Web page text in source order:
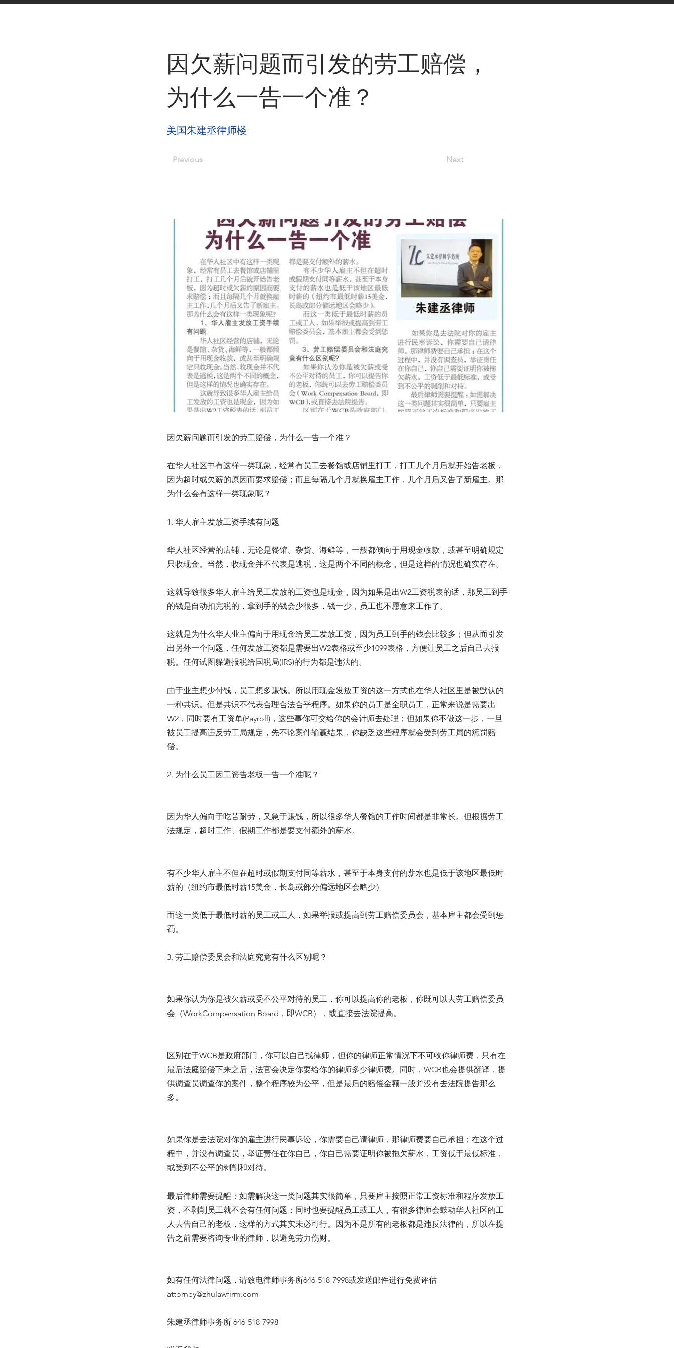
因欠薪问题而引发的劳工赔偿，
为什么一告一个准？
美国朱建丞律师楼
Previous Next
因欠薪问题而引发的劳工赔偿，为什么一告一个准？
在华人社区中有这样一类现象，经常有员工去餐馆或店铺里打工，打工几个月后就开始告老板，
因为超时或欠薪的原因而要求赔偿；而且每隔几个月就换雇主工作，几个月后又告了新雇主。那
为什么会有这样一类现象呢？
1. 华人雇主发放工资手续有问题
华人社区经营的店铺，无论是餐馆、杂货、海鲜等，一般都倾向于用现金收款，或甚至明确规定
只收现金。当然，收现金并不代表是逃税，这是两个不同的概念，但是这样的情况也确实存在。
这就导致很多华人雇主给员工发放的工资也是现金，因为如果是出W2工资税表的话，那员工到手
的钱是自动扣完税的，拿到手的钱会少很多，钱一少，员工也不愿意来工作了。
这就是为什么华人业主偏向于用现金给员工发放工资，因为员工到手的钱会比较多；但从而引发
出另外一个问题，任何发放工资都是需要出W2表格或至少1099表格，方便让员工之后自己去报
税。任何试图躲避报税给国税局(IRS)的行为都是违法的。
由于业主想少付钱，员工想多赚钱。所以用现金发放工资的这一方式也在华人社区里是被默认的
一种共识。但是共识不代表合理合法合乎程序。如果你的员工是全职员工，正常来说是需要出
W2，同时要有工资单(Payroll)，这些事你可交给你的会计师去处理；但如果你不做这一步，一旦
被员工提高违反劳工局规定，先不论案件输赢结果，你缺乏这些程序就会受到劳工局的惩罚赔
偿。
2. 为什么员工因工资告老板一告一个准呢？
因为华人偏向于吃苦耐劳，又急于赚钱，所以很多华人餐馆的工作时间都是非常长。但根据劳工
法规定，超时工作、假期工作都是要支付额外的薪水。
有不少华人雇主不但在超时或假期支付同等薪水，甚至于本身支付的薪水也是低于该地区最低时
薪的（纽约市最低时薪15美金，长岛或部分偏远地区会略少）
而这一类低于最低时薪的员工或工人，如果举报或提高到劳工赔偿委员会，基本雇主都会受到惩
罚。
3. 劳工赔偿委员会和法庭究竟有什么区别呢？
如果你认为你是被欠薪或受不公平对待的员工，你可以提高你的老板，你既可以去劳工赔偿委员
会（WorkCompensation Board，即WCB），或直接去法院提高。
区别在于WCB是政府部门，你可以自己找律师，但你的律师正常情况下不可收你律师费，只有在
最后法庭赔偿下来之后，法官会决定你要给你的律师多少律师费。同时，WCB也会提供翻译，提
供调查员调查你的案件，整个程序较为公平，但是最后的赔偿金额一般并没有去法院提告那么
多。
如果你是去法院对你的雇主进行民事诉讼，你需要自己请律师，那律师费要自己承担；在这个过
程中，并没有调查员，举证责任在你自己，你自己需要证明你被拖欠薪水，工资低于最低标准，
或受到不公平的剥削和对待。
最后律师需要提醒：如需解决这一类问题其实很简单，只要雇主按照正常工资标准和程序发放工
资，不剥削员工就不会有任何问题；同时也要提醒员工或工人，有很多律师会鼓动华人社区的工
人去告自己的老板，这样的方式其实未必可行。因为不是所有的老板都是违反法律的，所以在提
告之前需要咨询专业的律师，以避免劳力伤财。
如有任何法律问题，请致电律师事务所646-518-7998或发送邮件进行免费评估
attorney@zhulawfirm.com
朱建丞律师事务所 646-518-7998